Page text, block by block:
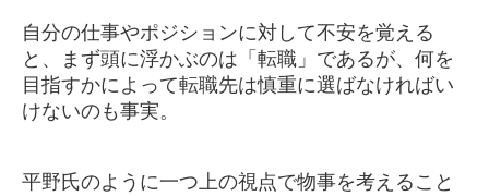
自分の仕事やポジションに対して不安を覚える
と、まず頭に浮かぶのは「転職」であるが、何を
目指すかによって転職先は慎重に選ばなければい
けないのも事実。
平野氏のように一つ上の視点で物事を考えること